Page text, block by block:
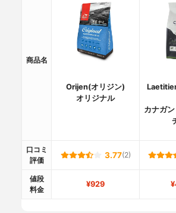
商品名
Orijen(オリジン)
オリジナル
カナガ
口コミ
評価
3.77(2)
値段
料金
¥929